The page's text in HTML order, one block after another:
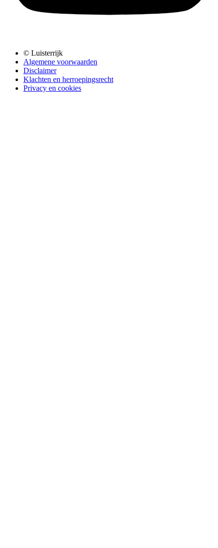
© Luisterrijk
Algemene voorwaarden
Disclaimer
Klachten en herroepingsrecht
Privacy en cookies